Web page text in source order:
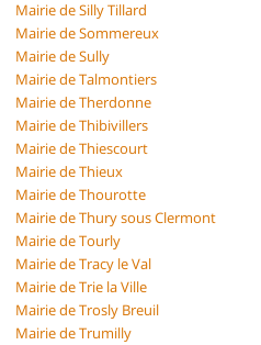
Mairie de Silly Tillard
Mairie de Sommereux
Mairie de Sully
Mairie de Talmontiers
Mairie de Therdonne
Mairie de Thibivillers
Mairie de Thiescourt
Mairie de Thieux
Mairie de Thourotte
Mairie de Thury sous Clermont
Mairie de Tourly
Mairie de Tracy le Val
Mairie de Trie la Ville
Mairie de Trosly Breuil
Mairie de Trumilly